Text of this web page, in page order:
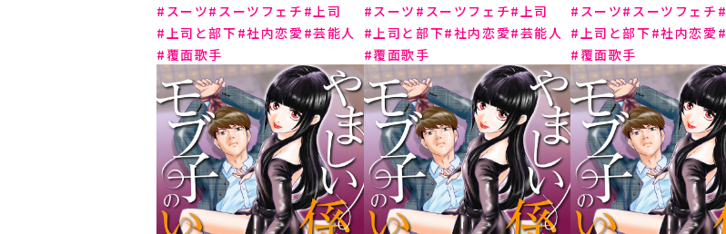
スーツ
スーツフェチ
上司
上司と部下
社内恋愛
芸能人
覆面歌手
スーツ
スーツフェチ
上司
上司と部下 社内恋愛
芸能人
覆面歌手
スーツ
スーツフェチ
上司と部下
社内恋愛
覆面歌手